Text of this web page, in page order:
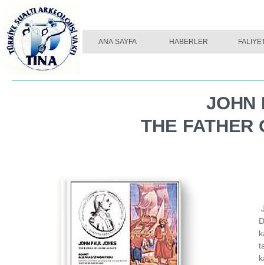
ANA SAYFA HABERLER
JOHN
THE FATHER